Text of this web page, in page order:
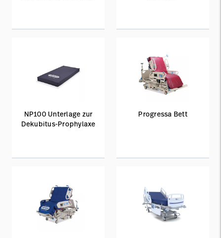
NP100 Unterlage zur
Dekubitus-Prophylaxe
Progressa Bett